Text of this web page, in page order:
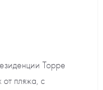
Торре
от пляжа, с